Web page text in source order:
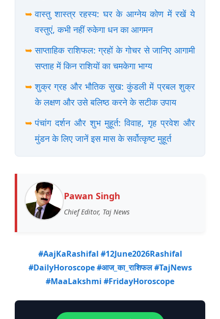
➥ वास्तु शास्त्र रहस्य: घर के आग्नेय कोण में रखें ये
वस्तुएं, कभी नहीं रुकेगा धन का आगमन
➥ साप्ताहिक राशिफल: ग्रहों के गोचर से जानिए आगामी
सप्ताह में किन राशियों का चमकेगा भाग्य
➥ शुक्र ग्रह और भौतिक सुख: कुंडली में प्रबल शुक्र
के लक्षण और उसे बलिष्ठ करने के सटीक उपाय
➥ पंचांग दर्शन और शुभ मुहूर्त: विवाह, गृह प्रवेश और
मुंडन के लिए जानें इस मास के सर्वोत्कृष्ट मुहूर्त
Pawan Singh
Chief Editor, Taj News
#AajKaRashifal #12June2026Rashifal
#DailyHoroscope #आज_का_राशिफल #TajNews
#MaaLakshmi #FridayHoroscope